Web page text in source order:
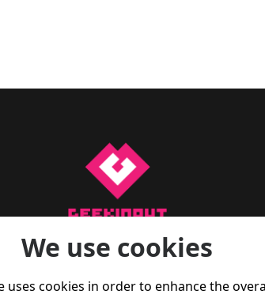
a par do que se passa no mundo
de opinião, e também dicas de
We use cookies
uses cookies in order to enhance the